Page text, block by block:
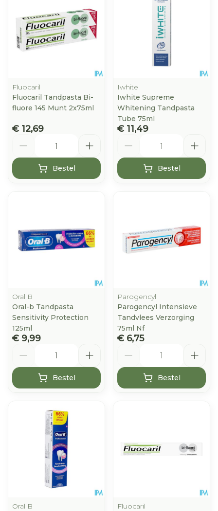
Fluocaril
Fluocaril Tandpasta Bi-
fluore 145 Munt 2x75ml
€ 12,69
Bestel
Iwhite
Iwhite Supreme
Whitening Tandpasta
Tube 75ml
€ 11,49
Bestel
Oral B
Oral-b Tandpasta
Sensitivity Protection
125ml
€ 9,99
Bestel
Parogencyl
Parogencyl Intensieve
Tandvlees Verzorging
75ml Nf
€ 6,75
Bestel
Oral B
Fluocaril